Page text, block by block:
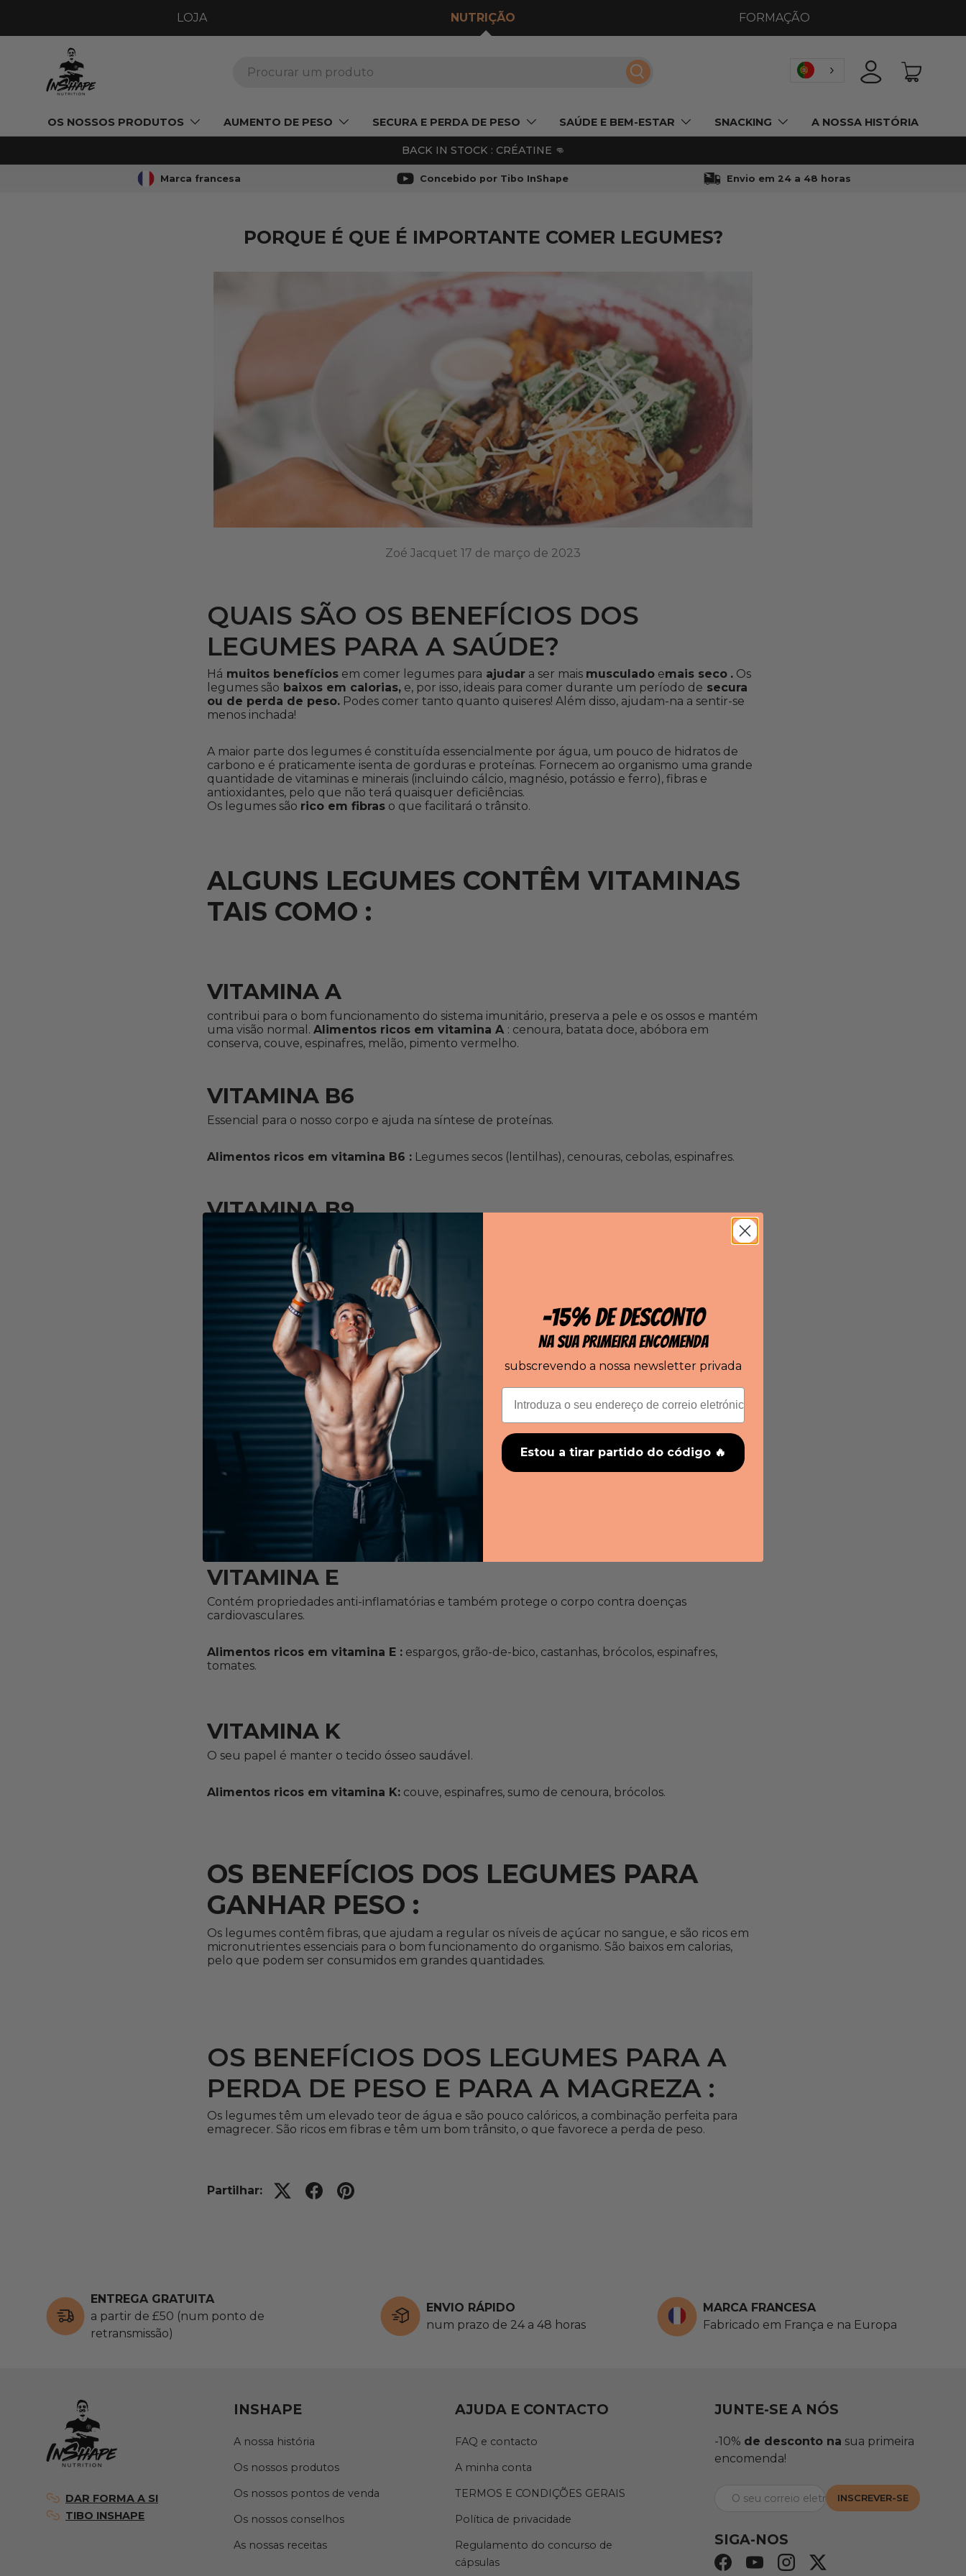
LOJA NUTRIÇÃO FORMAÇÃO
Pesquisar INICIAR SESSÃO
CESTO
OS NOSSOS PRODUTOS AUMENTO DE PESO SECURA E PERDA DE PESO SAÚDE E BEM-ESTAR SNACKING A NOSSA HISTÓRIA
BACK IN STOCK : CRÉATINE 👊
Marca francesa Concebido por Tibo InShape Envio em 24 a 48 horas
PORQUE É QUE É IMPORTANTE COMER LEGUMES?
Zoé Jacquet 17 de março de 2023
QUAIS SÃO OS BENEFÍCIOS DOS
LEGUMES PARA A SAÚDE?
Há muitos benefícios em comer legumes para ajudar a ser mais musculado emais seco . Os
legumes são baixos em calorias, e, por isso, ideais para comer durante um período de secura
ou de perda de peso. Podes comer tanto quanto quiseres! Além disso, ajudam-na a sentir-se
menos inchada!
A maior parte dos legumes é constituída essencialmente por água, um pouco de hidratos de
carbono e é praticamente isenta de gorduras e proteínas. Fornecem ao organismo uma grande
quantidade de vitaminas e minerais (incluindo cálcio, magnésio, potássio e ferro), fibras e
antioxidantes, pelo que não terá quaisquer deficiências.
Os legumes são rico em fibras o que facilitará o trânsito.
ALGUNS LEGUMES CONTÊM VITAMINAS
TAIS COMO :
VITAMINA A
contribui para o bom funcionamento do sistema imunitário, preserva a pele e os ossos e mantém
uma visão normal. Alimentos ricos em vitamina A : cenoura, batata doce, abóbora em
conserva, couve, espinafres, melão, pimento vermelho.
VITAMINA B6
Essencial para o nosso corpo e ajuda na síntese de proteínas.
Alimentos ricos em vitamina B6 : Legumes secos (lentilhas), cenouras, cebolas, espinafres.
VITAMINA B9
Limita os riscos cardiovasculares.
Alimentos ricos em vitamina B9 :
lentilhas, couve-flor.
VITAMINA C
combate o envelhecimento celular, reduz a fadiga e reforça a imunidade.
Alimentos ricos em vitamina C: pimentos, brócolos, couve, salsa, limão.
VITAMINA D
Essencial para os ossos, músculos e dentes.
Alimentos ricos em vitamina D :
VITAMINA E
Contém propriedades anti-inflamatórias e também protege o corpo contra doenças
cardiovasculares.
Alimentos ricos em vitamina E : espargos, grão-de-bico, castanhas, brócolos, espinafres,
tomates.
VITAMINA K
O seu papel é manter o tecido ósseo saudável.
Alimentos ricos em vitamina K: couve, espinafres, sumo de cenoura, brócolos.
OS BENEFÍCIOS DOS LEGUMES PARA
GANHAR PESO :
Os legumes contêm fibras, que ajudam a regular os níveis de açúcar no sangue, e são ricos em
micronutrientes essenciais para o bom funcionamento do organismo. São baixos em calorias,
pelo que podem ser consumidos em grandes quantidades.
OS BENEFÍCIOS DOS LEGUMES PARA A
PERDA DE PESO E PARA A MAGREZA :
Os legumes têm um elevado teor de água e são pouco calóricos, a combinação perfeita para
emagrecer. São ricos em fibras e têm um bom trânsito, o que favorece a perda de peso.
Partilhar:
ENTREGA GRATUITA
a partir de £50 (num ponto de
retransmissão)
ENVIO RÁPIDO
num prazo de 24 a 48 horas
MARCA FRANCESA
Fabricado em França e na Europa
DAR FORMA A SI
TIBO INSHAPE
INSHAPE
A nossa história
Os nossos produtos
Os nossos pontos de venda
Os nossos conselhos
As nossas receitas
AJUDA E CONTACTO
FAQ e contacto
A minha conta
TERMOS E CONDIÇÕES GERAIS
Política de privacidade
Regulamento do concurso de
cápsulas
JUNTE-SE A NÓS
-10% de desconto na sua primeira
encomenda!
Correio eletrónico INSCREVER-SE
SIGA-NOS
Facebook
YouTubeInstagram
Twitter
-15% DE DESCONTO
NA SUA PRIMEIRA ENCOMENDA
subscrevendo a nossa newsletter privada
Correio eletrónico
Estou a tirar partido do código 🔥